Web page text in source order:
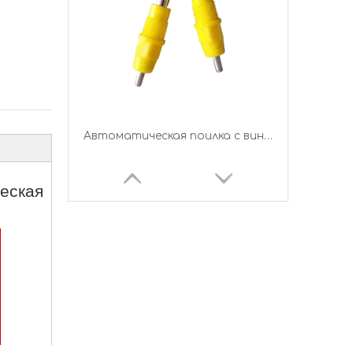
PH-03 Ниппельная поилка из нержавеющей стали 304 с резьбой и резьбой